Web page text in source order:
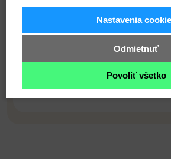
Prihláste sa na
Buďte prvý, kto to vie.
noviniek ešte dnes
Nastavenia
Odmietnuť
Povoliť všetko